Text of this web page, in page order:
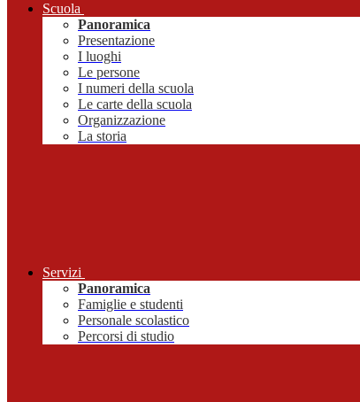
Scuola
Panoramica
Presentazione
I luoghi
Le persone
I numeri della scuola
Le carte della scuola
Organizzazione
La storia
Servizi
Panoramica
Famiglie e studenti
Personale scolastico
Percorsi di studio